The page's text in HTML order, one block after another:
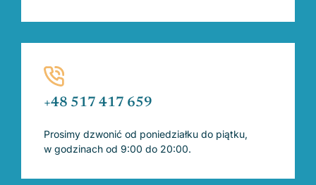
+48 517 417 659
Prosimy dzwonić od poniedziałku do piątku,
w godzinach od 9:00 do 20:00.